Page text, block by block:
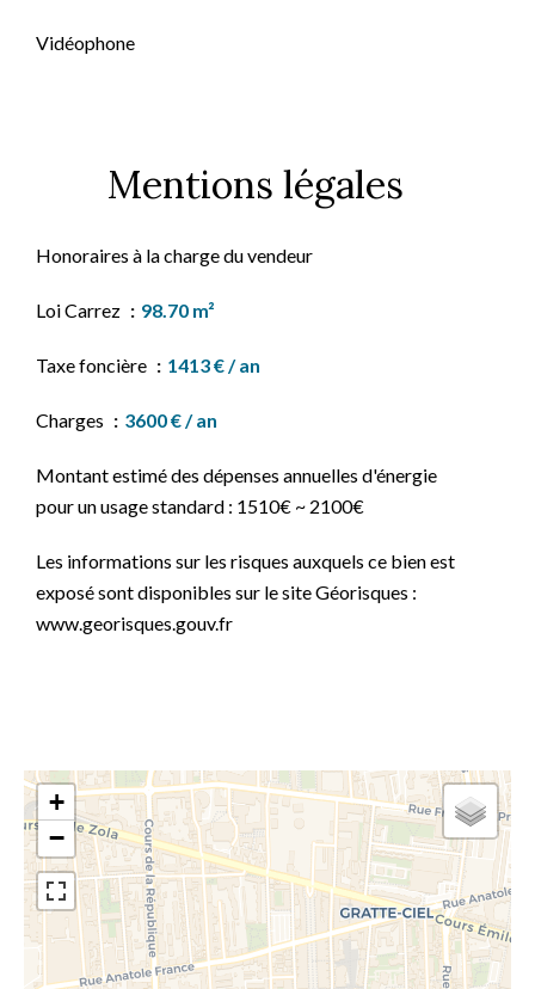
Vidéophone
Mentions légales
Honoraires à la charge du vendeur
Loi Carrez 98.70 m²
Taxe foncière 1413 € / an
Charges 3600 € / an
Montant estimé des dépenses annuelles d'énergie
pour un usage standard : 1510€ ~ 2100€
Les informations sur les risques auxquels ce bien est
exposé sont disponibles sur le site Géorisques :
www.georisques.gouv.fr
+
−